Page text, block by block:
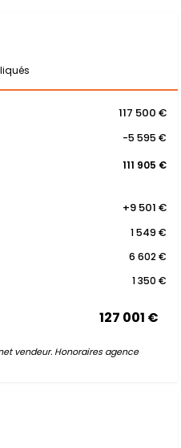
117 500 €
-5 595 €
111 905 €
+9 501 €
1 549 €
6 602 €
1 350 €
127 001 €
vendeur. Honoraires agence